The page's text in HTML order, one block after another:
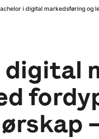
i digital markedsføring og
digital